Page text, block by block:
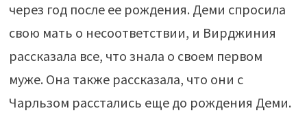
через год после ее рождения. Деми спросила
свою мать о несоответствии, и Вирджиния
рассказала все, что знала о своем первом
муже. Она также рассказала, что они с
Чарльзом расстались еще до рождения Деми.